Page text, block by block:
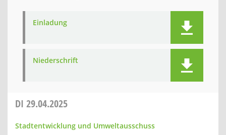
Einladung
Niederschrift
DI 29.04.2025
Stadtentwicklung und Umweltausschuss